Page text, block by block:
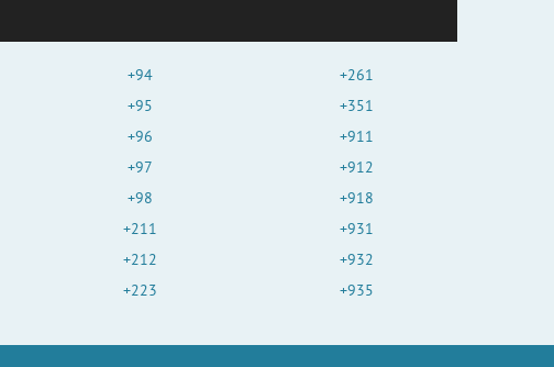
+94
+95
+96
+97
+98
+211
+212
+223
+261
+351
+911
+912
+918
+931
+932
+935